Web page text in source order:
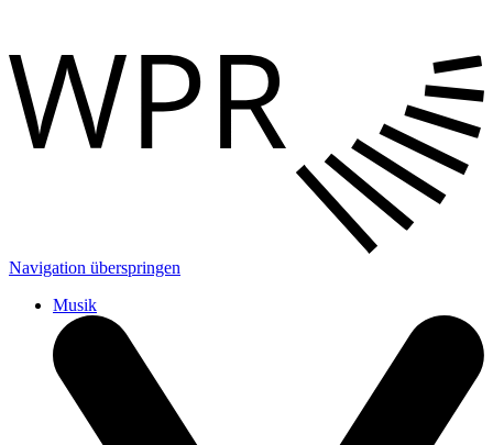
Navigation überspringen
Musik